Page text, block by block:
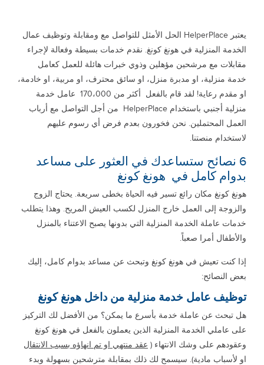
يعتبر HelperPlace الحل الأمثل للتواصل مع ومقابلة وتوظيف عمال
الخدمة المنزلية في هونغ كونغ. نقدم خدمات بسيطة وفعالة لإجراء
مقابلات مع مرشحين مؤهلين وذوي خبرات هائلة للعمل كعامل
خدمة منزلية، او مدبرة منزل، او سائق محترف، او مربية، او خادمة،
او مقدم رعاية! لقد قام بالفعل أكثر من 170،000 عامل خدمة
منزلية أجنبي باستخدام HelperPlace من أجل التواصل مع أرباب
العمل المحتملين. نحن فخورون بعدم فرض أي رسوم عليهم
لاستخدام منصتنا.
6 نصائح ستساعدك في العثور على مساعد
بدوام كامل في هونغ كونغ
هونغ كونغ مكان رائع تسير فيه الحياة بخطى سريعة. يحتاج الزوج
والزوجة إلى العمل خارج المنزل لكسب العيش المريح. وهذا يتطلب
خدمات عاملة الخدمة المنزلية التي بدونها يصبح الاعتناء بالمنزل
والأطفال أمرا صعباً.
إذا كنت تعيش في هونغ كونغ وتبحث عن مساعد بدوام كامل، إليك
بعض النصائح:
توظيف عامل خدمة منزلية من داخل هونغ كونغ
هل تبحث عن عاملة خدمة بأسرع ما يمكن؟ من الأفضل لك التركيز
على عاملي الخدمة المنزلية الذين يعملون بالفعل في هونغ كونغ
وعقودهم على وشك الانتهاء ( عقد منتهي او تم انهاؤه بسبب الانتقال
او لأسباب مادية). سيسمح لك ذلك بمقابلة مترشحين بسهولة وبدء